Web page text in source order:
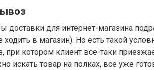
доставки для интернет-магазина
ходить в магазин). Но есть такой
при котором клиент все-таки
искать товар на полках, все уже